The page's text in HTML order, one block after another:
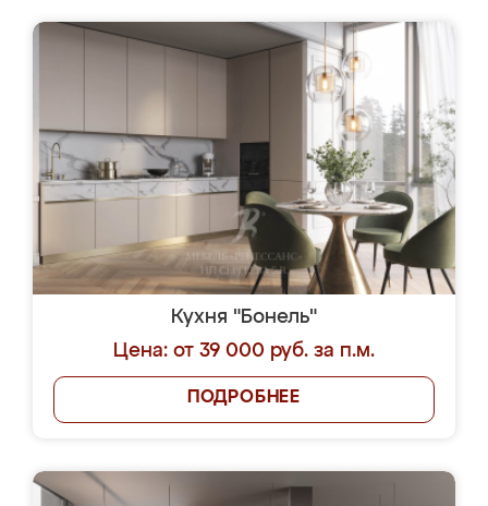
Кухня "Бонель"
Цена: от 39 000 руб. за п.м.
ПОДРОБНЕЕ